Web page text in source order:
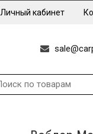
Личный кабинет